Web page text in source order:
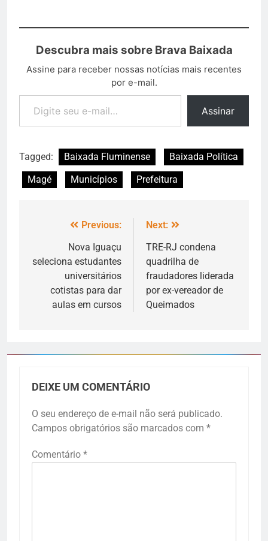
Descubra mais sobre Brava Baixada
Assine para receber nossas notícias mais recentes
por e-mail.
Assinar
Tagged: Baixada Fluminense
Baixada Política
Magé
Municípios Prefeitura
Previous:
Nova Iguaçu
seleciona estudantes
universitários
cotistas para dar
aulas em cursos
Next:
TRE-RJ condena
quadrilha de
fraudadores liderada
por ex-vereador de
Queimados
DEIXE UM COMENTÁRIO
O seu endereço de e-mail não será publicado.
Campos obrigatórios são marcados com *
Comentário *